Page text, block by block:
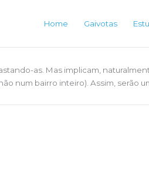
Home Gaivotas
as. Mas implicam,
num bairro inteiro). Assim, serão